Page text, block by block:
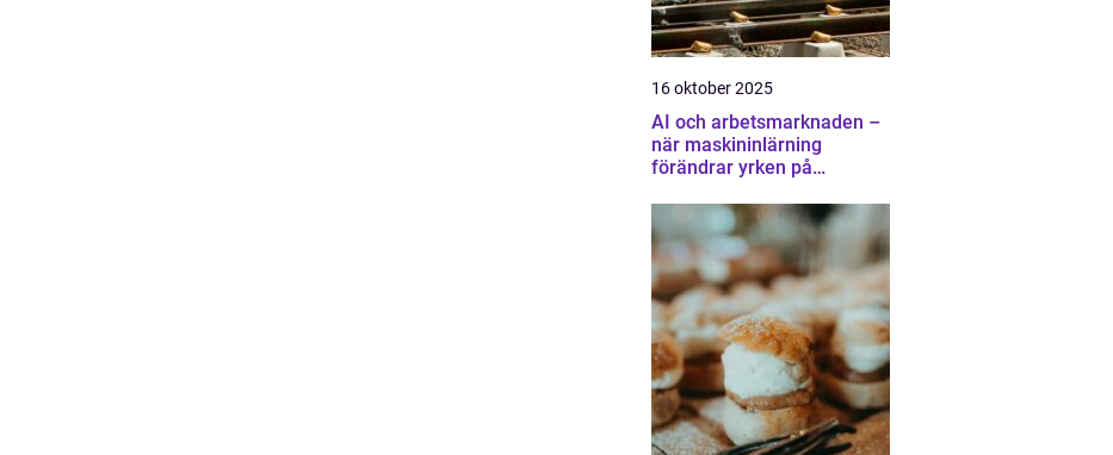
16 oktober 2025
AI och arbetsmarknaden –
när maskininlärning
förändrar yrken på